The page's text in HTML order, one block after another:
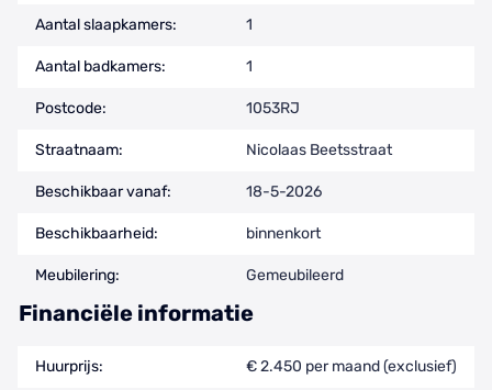
Aantal slaapkamers: 1
Aantal badkamers: 1
Postcode: 1053RJ
Straatnaam: Nicolaas Beetsstraat
Beschikbaar vanaf: 18-5-2026
Beschikbaarheid: binnenkort
Meubilering: Gemeubileerd
Financiële informatie
Huurprijs: € 2.450 per maand (exclusief)